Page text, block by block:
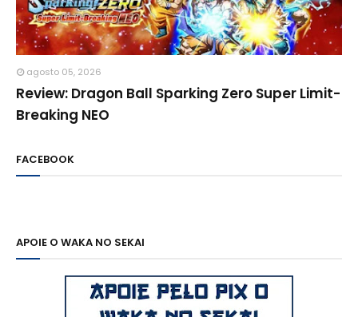
agosto 05, 2026
Review: Dragon Ball Sparking Zero Super Limit-
Breaking NEO
FACEBOOK
APOIE O WAKA NO SEKAI